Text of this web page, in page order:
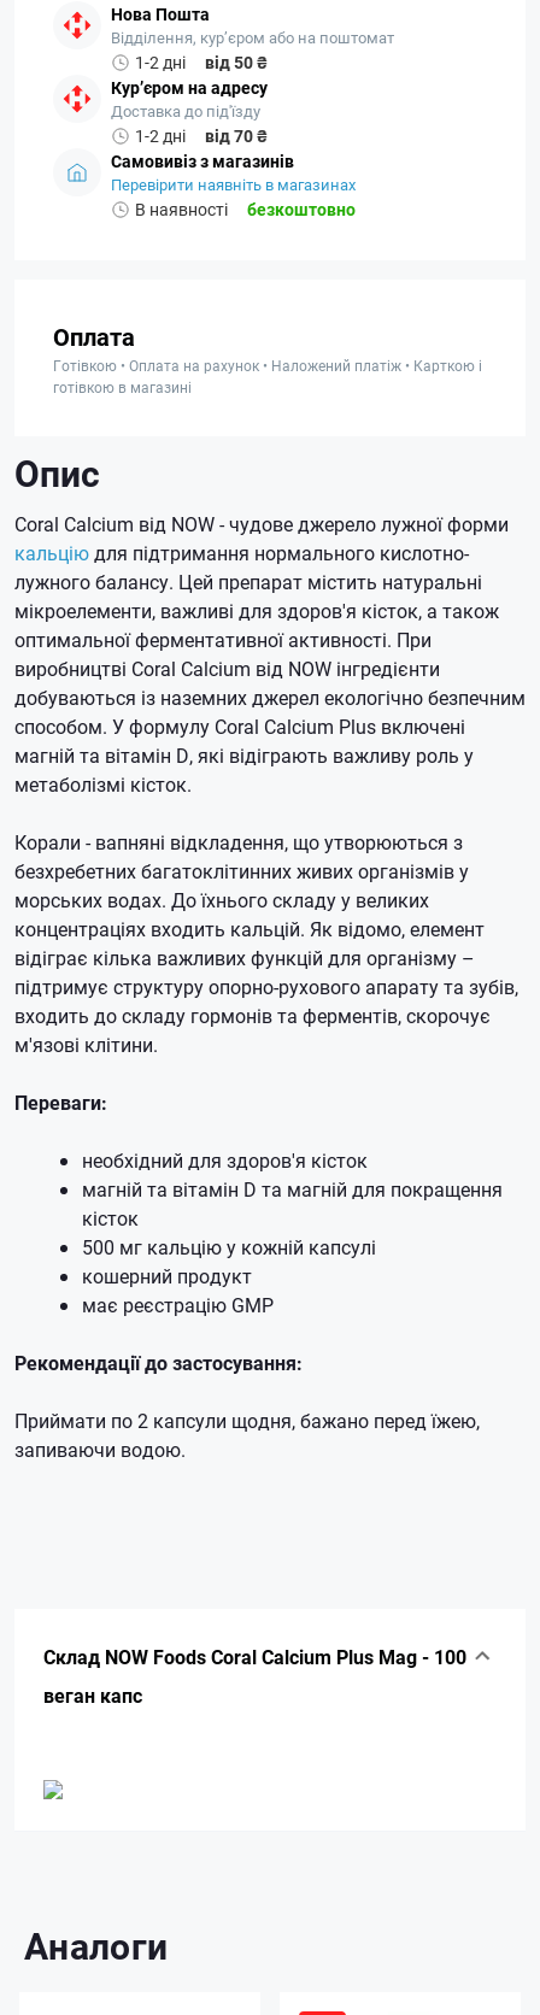
Нова Пошта
Відділення, кур’єром або на поштомат
1-2 дні
від 50 ₴
Кур’єром на адресу
Доставка до під'їзду
1-2 дні
від 70 ₴
Самовивіз з магазинів
Перевірити наявніть в магазинах
В наявності безкоштовно
Оплата
Готівкою • Оплата на рахунок • Наложений платіж • Карткою і
готівкою в магазині
Опис
Coral Calcium від NOW - чудове джерело лужної форми
кальціюдля підтримання нормального кислотно-
лужного балансу. Цей препарат містить натуральні
мікроелементи, важливі для здоров'я кісток, а також
оптимальної ферментативної активності. При
виробництві Coral Calcium від NOW інгредієнти
добуваються із наземних джерел екологічно безпечним
способом. У формулу Coral Calcium Plus включені
магній та вітамін D, які відіграють важливу роль у
метаболізмі кісток.
Корали - вапняні відкладення, що утворюються з
безхребетних багатоклітинних живих організмів у
морських водах. До їхнього складу у великих
концентраціях входить кальцій. Як відомо, елемент
відіграє кілька важливих функцій для організму –
підтримує структуру опорно-рухового апарату та зубів,
входить до складу гормонів та ферментів, скорочує
м'язові клітини.
Переваги:
необхідний для здоров'я кісток
магній та вітамін D та магній для покращення
кісток
500 мг кальцію у кожній капсулі
кошерний продукт
має реєстрацію GMP
Рекомендації до застосування:
Приймати по 2 капсули щодня, бажано перед їжею,
запиваючи водою.
Склад NOW Foods Coral Calcium Plus Mag - 100
веган капс
Аналоги